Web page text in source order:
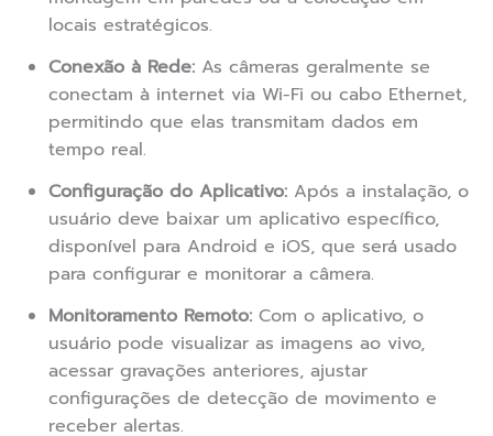
locais estratégicos.
Conexão à Rede: As câmeras geralmente se
conectam à internet via Wi-Fi ou cabo Ethernet,
permitindo que elas transmitam dados em
tempo real.
Configuração do Aplicativo: Após a instalação, o
usuário deve baixar um aplicativo específico,
disponível para Android e iOS, que será usado
para configurar e monitorar a câmera.
Monitoramento Remoto: Com o aplicativo, o
usuário pode visualizar as imagens ao vivo,
acessar gravações anteriores, ajustar
configurações de detecção de movimento e
receber alertas.